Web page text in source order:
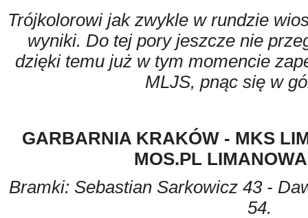
Trójkolorowi jak zwykle w rundzie
wyniki. Do tej pory jeszcze nie
dzięki temu już w tym momencie
MLJS, pnąc się w
GARBARNIA KRAKÓW - MKS
MOS.PL
Bramki: Sebastian Sarkowicz 43 -
54.